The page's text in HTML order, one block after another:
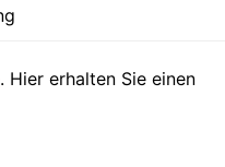
. Hier erhalten Sie einen